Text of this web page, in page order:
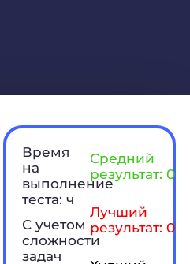
Время
на
выполнение
теста: ч
С учетом
сложности
задач
Средний
результат: 0
Лучший
результат: 0